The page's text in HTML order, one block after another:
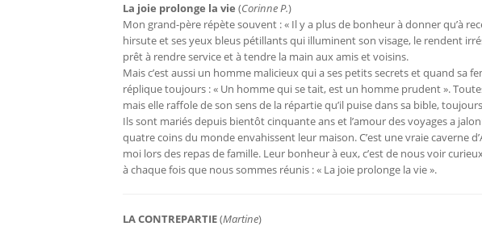
La joie prolonge la vie (Corinne P.)
Mon grand-père répète souvent : « Il y a plus de bonheur à donner qu’à
hirsute et ses yeux bleus pétillants qui illuminent son visage, le rendent
prêt à rendre service et à tendre la main aux amis et voisins.
Mais c’est aussi un homme malicieux qui a ses petits secrets et quand sa
réplique toujours : « Un homme qui se tait, est un homme prudent ».
mais elle raffole de son sens de la répartie qu’il puise dans sa bible,
Ils sont mariés depuis bientôt cinquante ans et l’amour des voyages a
quatre coins du monde envahissent leur maison. C’est une vraie caverne
moi lors des repas de famille. Leur bonheur à eux, c’est de nous voir
à chaque fois que nous sommes réunis : « La joie prolonge la vie ».
LA CONTREPARTIE(Martine)